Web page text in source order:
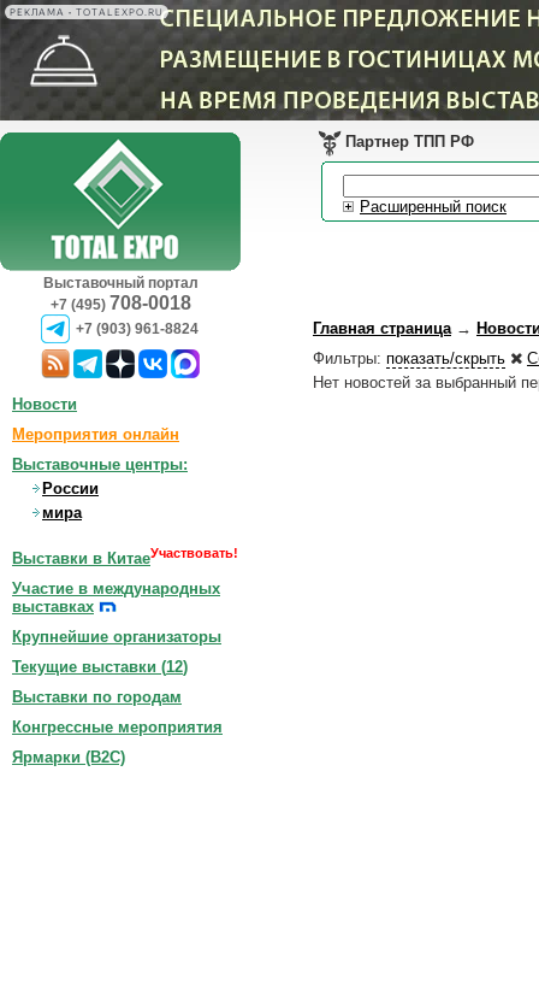
РЕКЛАМА • TOTALEXPO.RU
Выставочный портал
+7 (495) 708-0018
+7 (903) 961-8824
Партнер ТПП РФ
Расширенный поиск
Главная страница→
Фильтры: показать/скрыть
Нет новостей за выбранный
Новости
Мероприятия онлайн
Выставочные центры:
России
мира
Выставки в КитаеУчаствовать!
Участие в международных
выставках
Крупнейшие организаторы
Текущие выставки (12)
Выставки по городам
Конгрессные мероприятия
Ярмарки (B2C)